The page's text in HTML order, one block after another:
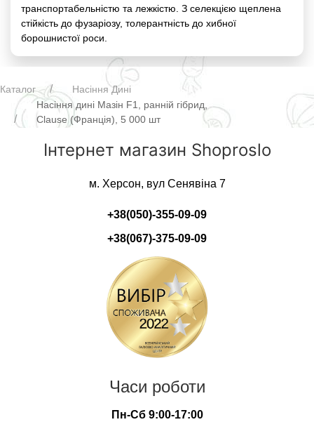
транспортабельністю та лежкістю. З селекцією щеплена
стійкість до фузаріозу, толерантність до хибної
борошнистої роси.
Каталог
Насіння Дині
Насіння дині Мазін F1, ранній гібрид,
Clause (Франція), 5 000 шт
Інтернет магазин Shoproslo
м. Херсон, вул Сенявіна 7
+38(050)-355-09-09
+38(067)-375-09-09
Часи роботи
Пн-Сб 9:00-17:00